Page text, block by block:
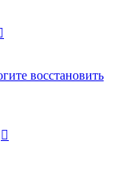
восстановить